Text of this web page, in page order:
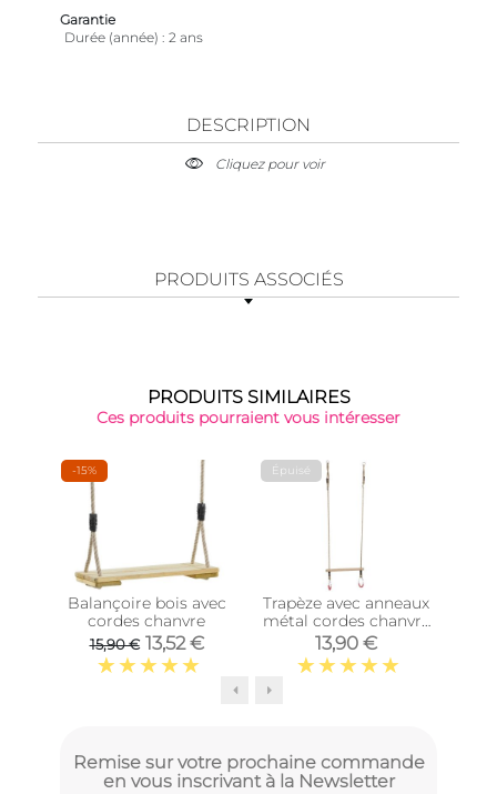
Garantie
Durée (année)
2 ans
DESCRIPTION
Cliquez pour voir
PRODUITS ASSOCIÉS
PRODUITS SIMILAIRES
Ces produits pourraient vous intéresser
-15%
Balançoire bois avec
cordes chanvre
15,90 € 13,52 €
Épuisé
Trapèze avec anneaux
métal cordes chanvre
(Cordes en chanvre
synthétique)
13,90 €
Remise sur votre prochaine commande
en vous inscrivant à la Newsletter